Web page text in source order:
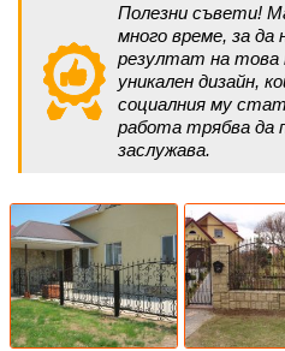
Полезни съвети!
много време, за да
резултат на това
уникален дизайн,
социалния му
работа трябва да
заслужава.